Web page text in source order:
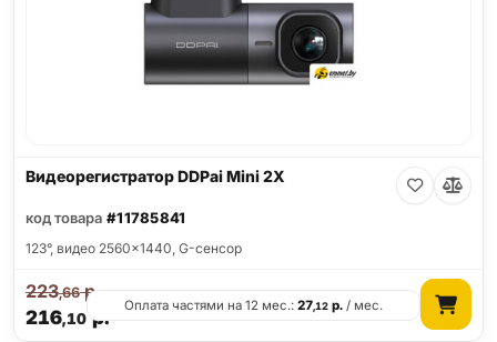
Видеорегистратор DDPai Mini 2X
код товара #11785841
123°, видео 2560x1440, G-сенсор
216,10р.
223,66р.
Оплата частями на 12 мес.:27,12 р. / мес.